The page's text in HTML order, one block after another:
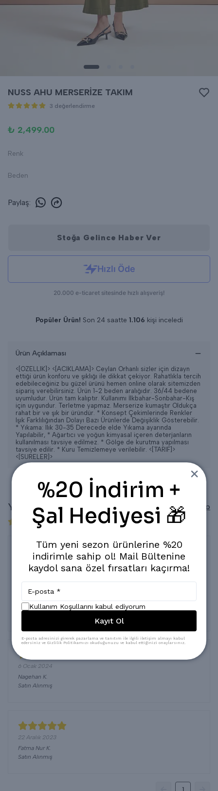
NUSS AHU MERSERİZE TAKIM
3 değerlendirme
₺ 2,499.00
Renk
Beden
Paylaş:
Stoğa Gelince Haber Ver
Popüler Ürün! Son 24 saatte 1.106 kişi inceledi
Ürün Açıklaması
<[OZELLIK]> <[ACIKLAMA]> Ceylan Orhanlı sizler için dizayn
ettiği ürün konforu ve şıklığı ile dikkat çekiyor. Rahatlıkla tercih
edebileceğiniz bu güzel ürünü hemen online olarak sitemizden
sipariş verebilirsiniz. Ürün 1-2 beden aralığıdır. 36/44 bedene
uyumludur. Ürün tam kalıptır. Kullanımı İlkbahar-Sonbahar-Kış
için uygundur. Terletme yapmaz. Merserize kumaştır Oldukça
rahat bir ve şık bir üründür. * Konsept Çekimlerinde Renkler
Işık Farklılığından Dolayı Bazı Ürünlerde Değişiklik Gösterebilir.
* Yıkama: Ilık 30-35 Derecede elde Yıkama ayarında
Yapılabilir, * Ağartıcı ve yoğun kimyasal içeren deterjanların
kullanılması tavsiye edilmez. * Gölge de kurutma yapılması
tavsiye edilir. * Kuru Temizlemeye verilebilir. <[TARIF]>
<[SURELER]>
Yorumlar Yorum Yap
3 değerlendirmeye göre
Ahu takım
7 Ocak 2024
Satın Alınmış
Sorunsuz elime ulaştı çok teşekkür ederim şık ve kailteli
6 Ocak 2024
Nagehan K.
Satın Alınmış
22 Aralık 2023
Fatma Nur K.
Satın Alınmış
%20 İndirim +
Şal Hediyesi 🎁
Tüm yeni sezon ürünlerine %20
indirimle sahip ol! Mail Bültenine
kaydol sana özel fırsatları kaçırma!
Kullanım Koşullarını kabul ediyorum
Kayıt Ol
E-posta adresinizi girerek pazarlama ve tanıtım ile ilgili iletişim almayı kabul
edersiniz ve Gizlilik Politikamızı okuduğunuzu ve kabul ettiğinizi onaylarsınız.